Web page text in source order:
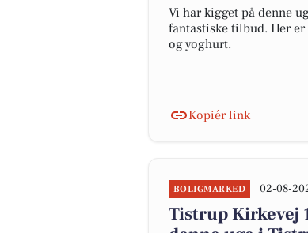
Vi har kigget på denne
fantastiske tilbud. Her
og yoghurt.
Kopiér link
BOLIGMARKED 02-08-
Tistrup Kirkevej